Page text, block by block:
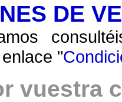
DE
"
vuestra